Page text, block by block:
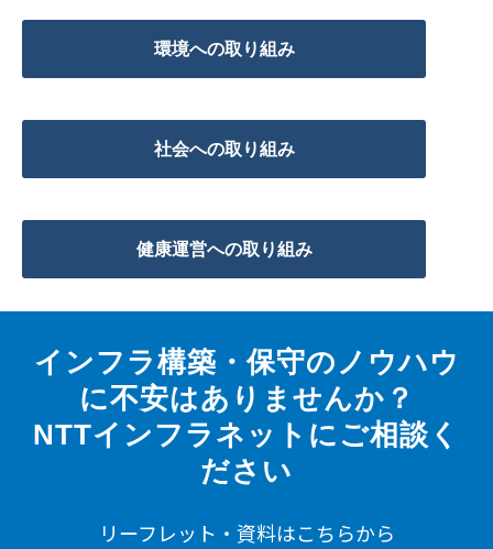
環境への取り組み
社会への取り組み
健康運営への取り組み
インフラ構築・保守のノウハウ
に不安はありませんか？
NTTインフラネットにご相談く
ださい
リーフレット・資料はこちらから